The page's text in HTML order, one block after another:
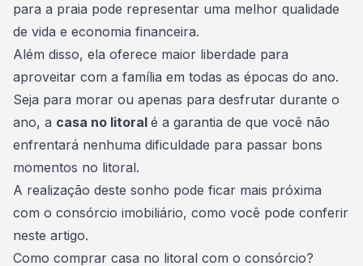
para a praia pode representar uma melhor qualidade
de vida e economia financeira.
Além disso, ela oferece maior liberdade para
aproveitar com a família em todas as épocas do ano.
Seja para morar ou apenas para desfrutar durante o
ano, a casa no litoral é a garantia de que você não
enfrentará nenhuma dificuldade para passar bons
momentos no litoral.
A realização deste sonho pode ficar mais próxima
com o consórcio imobiliário, como você pode conferir
neste artigo.
Como comprar casa no litoral com o consórcio?